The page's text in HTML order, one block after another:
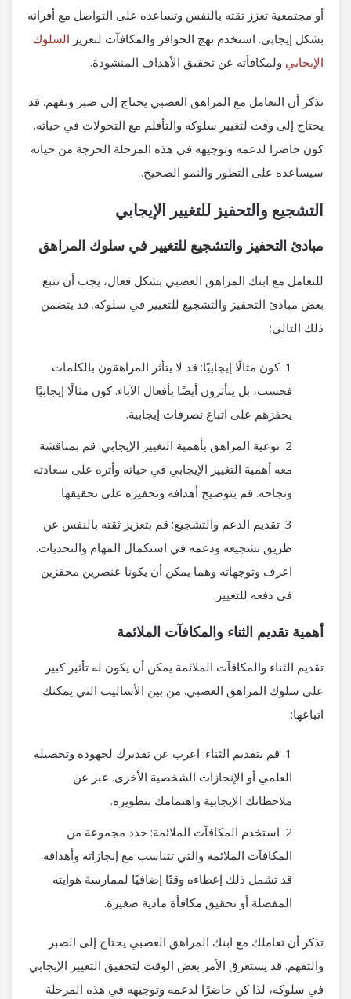
أو مجتمعية تعزز ثقته بالنفس وتساعده على التواصل مع أقرانه
بشكل إيجابي. استخدم نهج الحوافز والمكافآت لتعزيز السلوك
الإيجابي ولمكافأته عن تحقيق الأهداف المنشودة.
تذكر أن التعامل مع المراهق العصبي يحتاج إلى صبر وتفهم. قد
يحتاج إلى وقت لتغيير سلوكه والتأقلم مع التحولات في حياته.
كون حاضرا لدعمه وتوجيهه في هذه المرحلة الحرجة من حياته
سيساعده على التطور والنمو الصحيح.
التشجيع والتحفيز للتغيير الإيجابي
مبادئ التحفيز والتشجيع للتغيير في سلوك المراهق
للتعامل مع ابنك المراهق العصبي بشكل فعال، يجب أن تتبع
بعض مبادئ التحفيز والتشجيع للتغيير في سلوكه. قد يتضمن
ذلك التالي:
كون مثالًا إيجابيًا: قد لا يتأثر المراهقون بالكلمات
فحسب، بل يتأثرون أيضًا بأفعال الآباء. كون مثالًا إيجابيًا
يحفزهم على اتباع تصرفات إيجابية.
توعية المراهق بأهمية التغيير الإيجابي: قم بمناقشة
معه أهمية التغيير الإيجابي في حياته وأثره على سعادته
ونجاحه. قم بتوضيح أهدافه وتحفيزه على تحقيقها.
تقديم الدعم والتشجيع: قم بتعزيز ثقته بالنفس عن
طريق تشجيعه ودعمه في استكمال المهام والتحديات.
اعرف وتوجهاته وهما يمكن أن يكونا عنصرين محفزين
في دفعه للتغيير.
أهمية تقديم الثناء والمكافآت الملائمة
تقديم الثناء والمكافآت الملائمة يمكن أن يكون له تأثير كبير
على سلوك المراهق العصبي. من بين الأساليب التي يمكنك
اتباعها:
قم بتقديم الثناء: اعرب عن تقديرك لجهوده وتحصيله
العلمي أو الإنجازات الشخصية الأخرى. عبر عن
ملاحظاتك الإيجابية واهتمامك بتطويره.
استخدم المكافآت الملائمة: حدد مجموعة من
المكافآت الملائمة والتي تتناسب مع إنجازاته وأهدافه.
قد تشمل ذلك إعطاءه وقتًا إضافيًا لممارسة هوايته
المفضلة أو تحقيق مكافأة مادية صغيرة.
تذكر أن تعاملك مع ابنك المراهق العصبي يحتاج إلى الصبر
والتفهم. قد يستغرق الأمر بعض الوقت لتحقيق التغيير الإيجابي
في سلوكه، لذا كن حاضرًا لدعمه وتوجيهه في هذه المرحلة